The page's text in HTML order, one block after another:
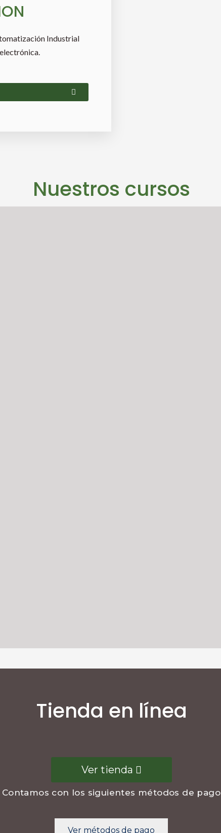
Industrial
Nuestros cursos
Tienda en línea
Ver tienda
Contamos con los siguientes métodos de pago
Ver métodos de pago